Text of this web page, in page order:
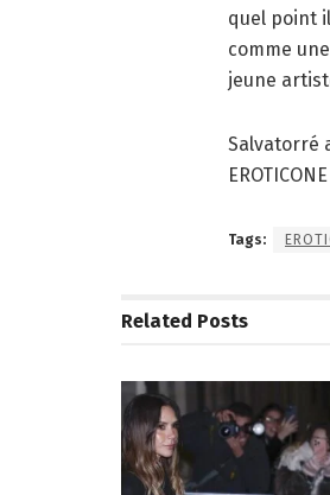
quel point
comme
jeune
Salvatorré
Tags:
Related Posts